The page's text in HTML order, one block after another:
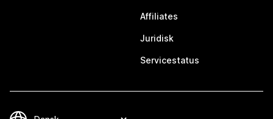
Affiliates
Juridisk
Servicestatus